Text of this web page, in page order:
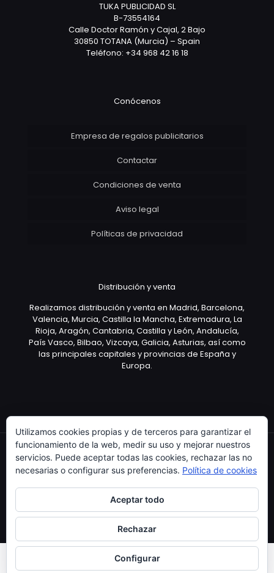
TUKA PUBLICIDAD SL
B-73554164
Calle Doctor Ramón y Cajal, 2 Bajo
30850 TOTANA (Murcia) – Spain
Teléfono: +34 968 42 16 18
Conócenos
Empresa de regalos publicitarios
Contactar
Condiciones de venta
Aviso legal
Políticas de privacidad
Distribución y venta
Realizamos distribución y venta en Madrid, Barcelona,
Valencia, Murcia, Castilla la Mancha, Extremadura, La
Rioja, Aragón, Cantabria, Castilla y León, Andalucía,
País Vasco, Bilbao, Vizcaya, Galicia, Asturias, así como
las principales capitales y provincias de España y
Europa.
Utilizamos cookies propias y de terceros para garantizar el
funcionamiento de la web, medir su uso y mejorar nuestros
servicios. Puede aceptar todas las cookies, rechazar las no
necesarias o configurar sus preferencias. Política de cookies
Aceptar todo
Rechazar
Configurar